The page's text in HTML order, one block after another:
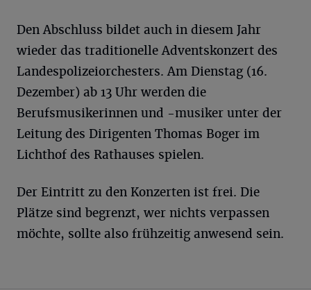
Den Abschluss bildet auch in diesem Jahr
wieder das traditionelle Adventskonzert des
Landespolizeiorchesters. Am Dienstag (16.
Dezember) ab 13 Uhr werden die
Berufsmusikerinnen und -musiker unter der
Leitung des Dirigenten Thomas Boger im
Lichthof des Rathauses spielen.
Der Eintritt zu den Konzerten ist frei. Die
Plätze sind begrenzt, wer nichts verpassen
möchte, sollte also frühzeitig anwesend sein.